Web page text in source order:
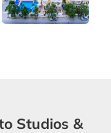
Studios &